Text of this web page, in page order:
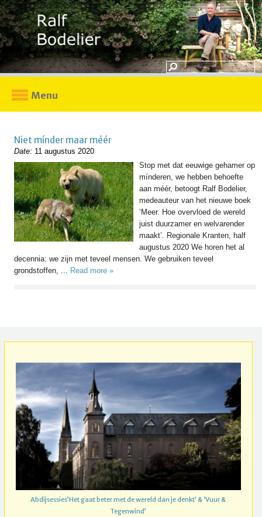
Menu
Niet mínder maar méér
Date: 11 augustus 2020
Stop met dat eeuwige gehamer op
mínderen, we hebben behoefte
aan méér, betoogt Ralf Bodelier,
medeauteur van het nieuwe boek
‘Meer. Hoe overvloed de wereld
juist duurzamer en welvarender
maakt’. Regionale Kranten, half
augustus 2020 We horen het al
decennia: we zijn met teveel mensen. We gebruiken teveel
grondstoffen, ... Read more »
Abdijsessies’Het gaat beter met de wereld dan je denkt’ & ‘Vuur &
Tegenwind’